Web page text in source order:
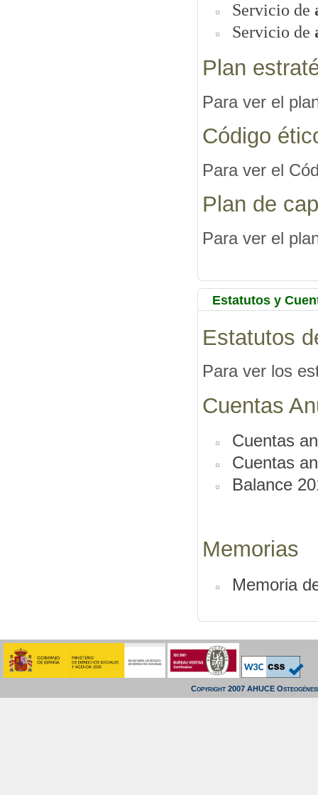
Servicio de
Servicio de
Plan
Para ver el
Código
Para ver el
Plan de
Para ver el
Estatutos y
Estatutos
Para ver los
Cuentas
Cuentas
Cuentas
Balance
Memorias
Memoria
Copyright 2007 AHUCE